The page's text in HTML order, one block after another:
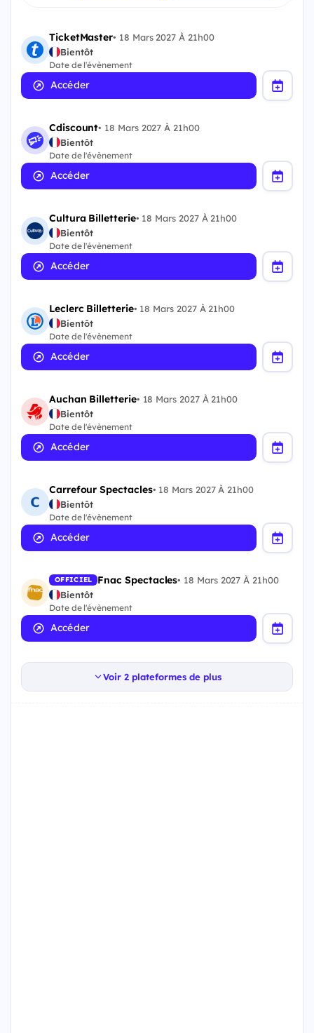
TicketMaster• 18 Mars 2027 À 21h00
Bientôt
Date de l'évènement
Accéder
Cdiscount• 18 Mars 2027 À 21h00
Bientôt
Date de l'évènement
Accéder
Cultura Billetterie• 18 Mars 2027 À 21h00
Bientôt
Date de l'évènement
Accéder
Leclerc Billetterie• 18 Mars 2027 À 21h00
Bientôt
Date de l'évènement
Accéder
Auchan Billetterie• 18 Mars 2027 À 21h00
Bientôt
Date de l'évènement
Accéder
Carrefour Spectacles• 18 Mars 2027 À 21h00
Bientôt
Date de l'évènement
Accéder
OFFICIEL Fnac Spectacles• 18 Mars 2027 À 21h00
Bientôt
Date de l'évènement
Accéder
Voir 2 plateformes de plus